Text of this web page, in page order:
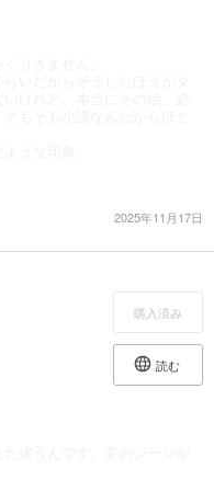
2025年11月17日
購入済み
読む